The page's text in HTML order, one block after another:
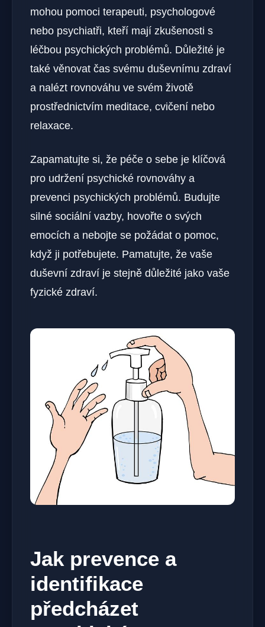
mohou pomoci terapeuti, psychologové‌
nebo psychiatři, kteří mají zkušenosti s
léčbou psychických problémů. Důležité ⁤je
také ‌věnovat čas svému duševnímu zdraví
a nalézt rovnováhu ve svém životě
prostřednictvím meditace, cvičení nebo
relaxace.
Zapamatujte si, že péče o sebe je klíčová
pro udržení psychické rovnováhy a
prevenci psychických problémů. Budujte⁣
silné sociální vazby, hovořte o svých
emocích a nebojte se ‍požádat o pomoc,
když ji potřebujete. Pamatujte, že vaše
duševní zdraví je stejně důležité jako vaše
fyzické zdraví.
Jak prevence‍ a⁤
identifikace
předcházet